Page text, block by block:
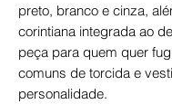
preto, branco e cinza,
corintiana integrada ao
peça para quem quer
comuns de torcida e
personalidade.